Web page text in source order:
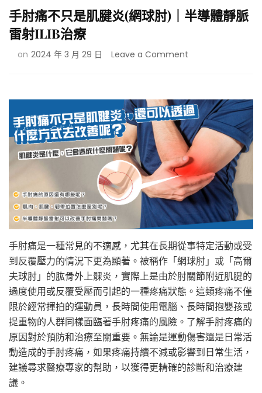
手肘痛不只是肌腱炎(網球肘)｜半導體靜脈
雷射ILIB治療
on 2024 年 3 月 29 日 Leave a Comment
不
只
是
肌
腱
炎
(網
球
肘)
｜
半
體
靜
脈
雷
ILIB
治
療
手肘痛是一種常見的不適感，尤其在長期從事特定活動或受
到反覆壓力的情況下更為顯著。被稱作「網球肘」或「高爾
夫球肘」的肱骨外上髁炎，實際上是由於肘關節附近肌腱的
過度使用或反覆受壓而引起的一種疼痛狀態。這類疼痛不僅
限於經常揮拍的運動員，長時間使用電腦、長時間抱嬰孩或
提重物的人群同樣面臨著手肘疼痛的風險。了解手肘疼痛的
原因對於預防和治療至關重要。無論是運動傷害還是日常活
動造成的手肘疼痛，如果疼痛持續不減或影響到日常生活，
建議尋求醫療專家的幫助，以獲得更精確的診斷和治療建
議。